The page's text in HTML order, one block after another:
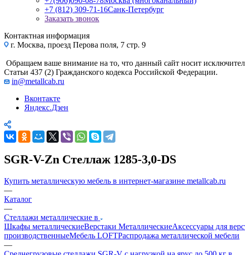
+7 (812) 309-71-16Санк-Петербург
Заказать звонок
Контактная информация
г. Москва, проезд Перова поля, 7 стр. 9
Обращаем ваше внимание на то, что данный сайт носит
Статьи 437 (2) Гражданского кодекса Российской Федерации.
in@metallcab.ru
Вконтакте
Яндекс.Дзен
SGR-V-Zn Стеллаж 1285-3,0-DS
Купить металлическую мебель в интернет-магазине metallcab.ru
—
Каталог
—
Стеллажи металлические в
Шкафы металлическиеВерстаки МеталлическиеАксессуары для
производственныеМебель LOFTРаспродажа металлической мебели
—